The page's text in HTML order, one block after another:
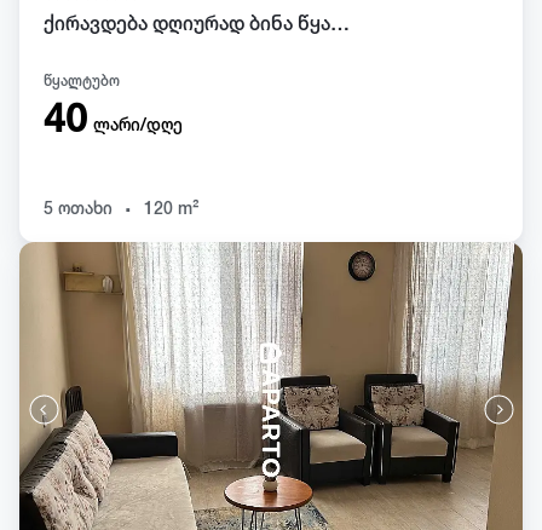
ქირავდება დღიურად ბინა წყალტუბოში
წყალტუბო
40 ლარი/დღე
5 ოთახი . 120 m²